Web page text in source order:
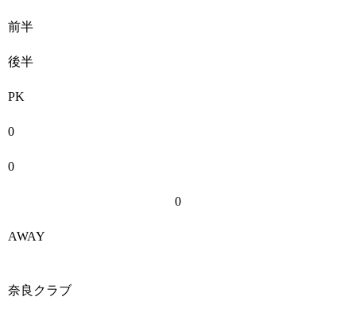
前半
後半
PK
0
0
0
AWAY
奈良クラブ